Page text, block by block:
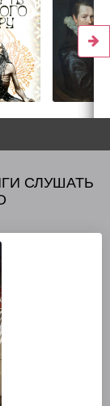
СЛУШАТЬ